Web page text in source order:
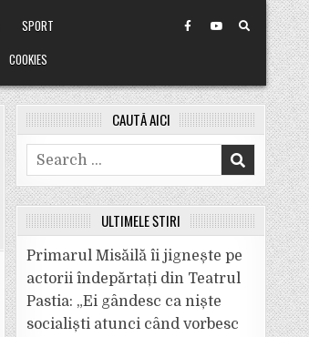
SPORT
COOKIES
CAUTĂ AICI
Search
for:
ULTIMELE ȘTIRI
Primarul Misăilă îi jignește pe
actorii îndepărtați din Teatrul
Pastia: „Ei gândesc ca niște
socialiști atunci când vorbesc